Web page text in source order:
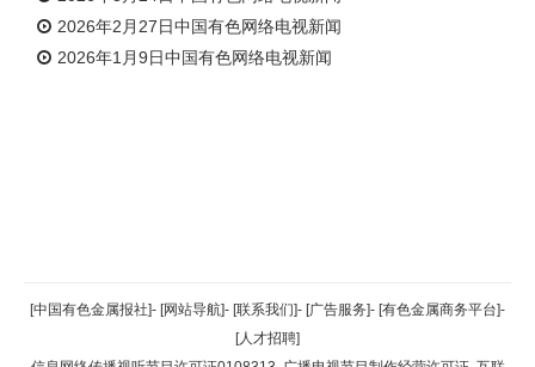
2026年2月27日中国有色网络电视新闻
2026年1月9日中国有色网络电视新闻
返回顶部
返回首页
[中国有色金属报社]- [网站导航]- [联系我们]- [广告服务]- [有色金属商务平台]-
[人才招聘]